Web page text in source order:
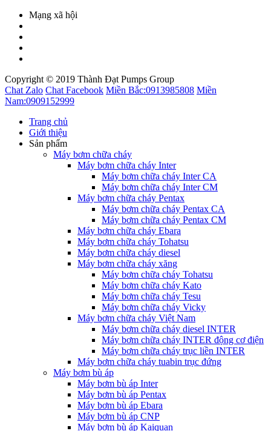
Mạng xã hội
Copyright © 2019 Thành Đạt Pumps Group
Chat Zalo Chat Facebook Miền Bắc:0913985808 Miền
Nam:0909152999
Trang chủ
Giới thiệu
Sản phẩm
Máy bơm chữa cháy
Máy bơm chữa cháy Inter
Máy bơm chữa cháy Inter CA
Máy bơm chữa cháy Inter CM
Máy bơm chữa cháy Pentax
Máy bơm chữa cháy Pentax CA
Máy bơm chữa cháy Pentax CM
Máy bơm chữa cháy Ebara
Máy bơm chữa cháy Tohatsu
Máy bơm chữa cháy diesel
Máy bơm chữa cháy xăng
Máy bơm chữa cháy Tohatsu
Máy bơm chữa cháy Kato
Máy bơm chữa cháy Tesu
Máy bơm chữa cháy Vicky
Máy bơm chữa cháy Việt Nam
Máy bơm chữa cháy diesel INTER
Máy bơm chữa cháy INTER động cơ điện
Máy bơm chữa cháy trục liền INTER
Máy bơm chữa cháy tuabin trục đứng
Máy bơm bù áp
Máy bơm bù áp Inter
Máy bơm bù áp Pentax
Máy bơm bù áp Ebara
Máy bơm bù áp CNP
Máy bơm bù áp Kaiquan